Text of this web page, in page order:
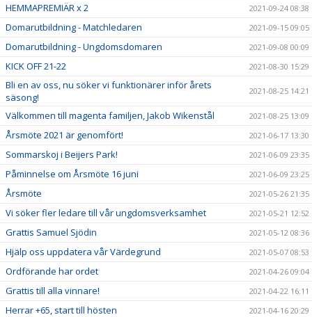
HEMMAPREMIÄR x 2 2021-09-24 08:38
Domarutbildning - Matchledaren 2021-09-15 09:05
Domarutbildning - Ungdomsdomaren 2021-09-08 00:09
KICK OFF 21-22 2021-08-30 15:29
Bli en av oss, nu söker vi funktionärer inför årets
säsong!
2021-08-25 14:21
Välkommen till magenta familjen, Jakob Wikenstål 2021-08-25 13:09
Årsmöte 2021 är genomfört! 2021-06-17 13:30
Sommarskoj i Beijers Park! 2021-06-09 23:35
Påminnelse om Årsmöte 16 juni 2021-06-09 23:25
Årsmöte 2021-05-26 21:35
Vi söker fler ledare till vår ungdomsverksamhet 2021-05-21 12:52
Grattis Samuel Sjödin 2021-05-12 08:36
Hjälp oss uppdatera vår Värdegrund 2021-05-07 08:53
Ordförande har ordet 2021-04-26 09:04
Grattis till alla vinnare! 2021-04-22 16:11
Herrar +65, start till hösten 2021-04-16 20:29